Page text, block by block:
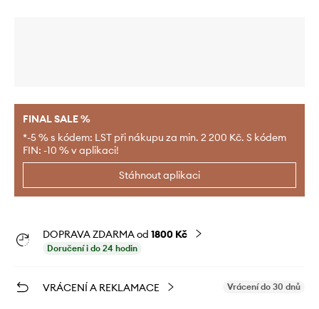
FINAL SALE %
*-5 % s kódem: LST při nákupu za min. 2 200 Kč. S kódem
FIN: -10 % v aplikaci!
Stáhnout aplikaci
DOPRAVA ZDARMA od 1800 Kč
Doručení i do 24 hodin
VRÁCENÍ A REKLAMACE Vrácení do 30 dnů